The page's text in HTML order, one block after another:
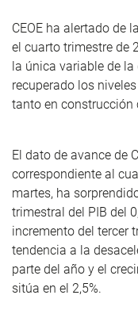
CEOE ha alertado de
el cuarto trimestre de
la única variable de
recuperado los
tanto en construcción
El dato de avance de
correspondiente al
martes, ha
trimestral del PIB del
incremento del tercer
tendencia a la
parte del año y el
sitúa en el 2,5%.